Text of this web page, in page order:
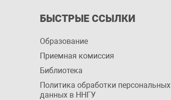
БЫСТРЫЕ ССЫЛКИ
Образование
Приемная комиссия
Библиотека
Политика обработки персональных
данных в ННГУ